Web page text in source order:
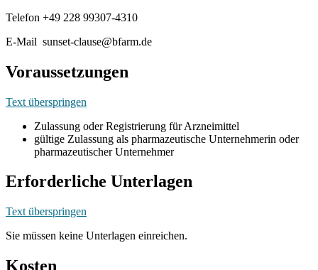
Telefon +49 228 99307-4310
E-Mail sunset-clause@bfarm.de
Voraussetzungen
Text überspringen
Zulassung oder Registrierung für Arzneimittel
gültige Zulassung als pharmazeutische Unternehmerin oder
pharmazeutischer Unternehmer
Erforderliche Unterlagen
Text überspringen
Sie müssen keine Unterlagen einreichen.
Kosten